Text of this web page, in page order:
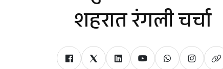
शहरात रंगली चर्चा